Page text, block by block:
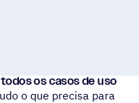
os casos de uso
o que precisa para